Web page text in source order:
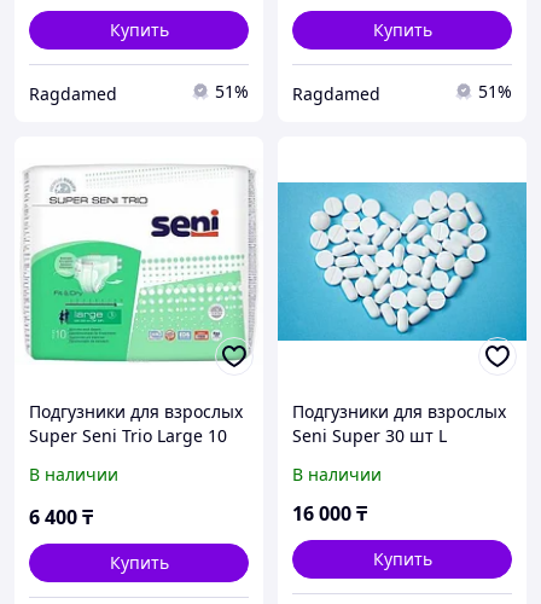
Купить
Ragdamed 51%
Купить
Ragdamed 51%
Подгузники для взрослых
Super Seni Trio Large 10
В наличии
6 400₸
Купить
Подгузники для взрослых
Seni Super 30 шт L
В наличии
16 000₸
Купить